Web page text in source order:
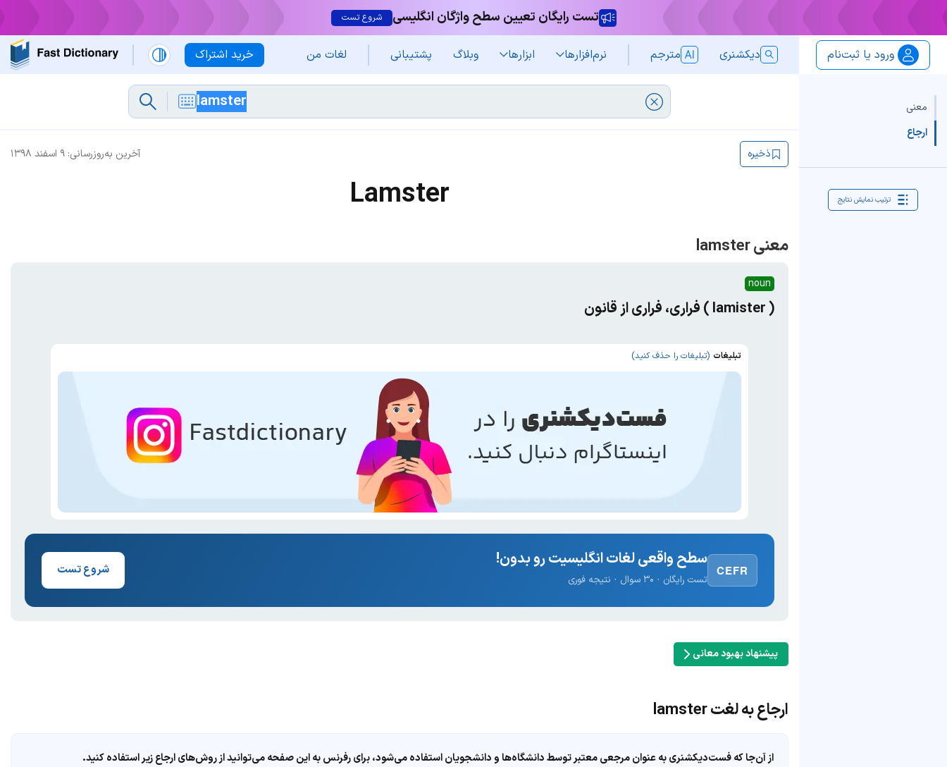
تست رایگان تعیین سطح واژگان انگلیسی شروع تست
خرید اشتراک ورود یا ثبت‌نام دیکشنری مترجم نرم‌افزار‌ها ابزارها وبلاگ پشتیبانی لغات من
معنی
ارجاع
ترتیب نمایش نتایج
آخرین به‌روزرسانی: ۹ اسفند ۱۳۹۸ ذخیره
Lamster
معنی lamster
noun
( lamister ) فراری، فراری از قانون
تبلیغات (تبلیغات را حذف کنید)
CEFR
سطح واقعی لغات انگلیسیت رو بدون!
تست رایگان · ۳۰ سوال · نتیجه فوری
شروع تست
پیشنهاد بهبود معانی
ارجاع به لغت lamster
از آن‌جا که فست‌دیکشنری به عنوان مرجعی معتبر توسط دانشگاه‌ها و دانشجویان استفاده می‌شود، برای رفرنس به این صفحه می‌توانید از روش‌های ارجاع زیر استفاده کنید.